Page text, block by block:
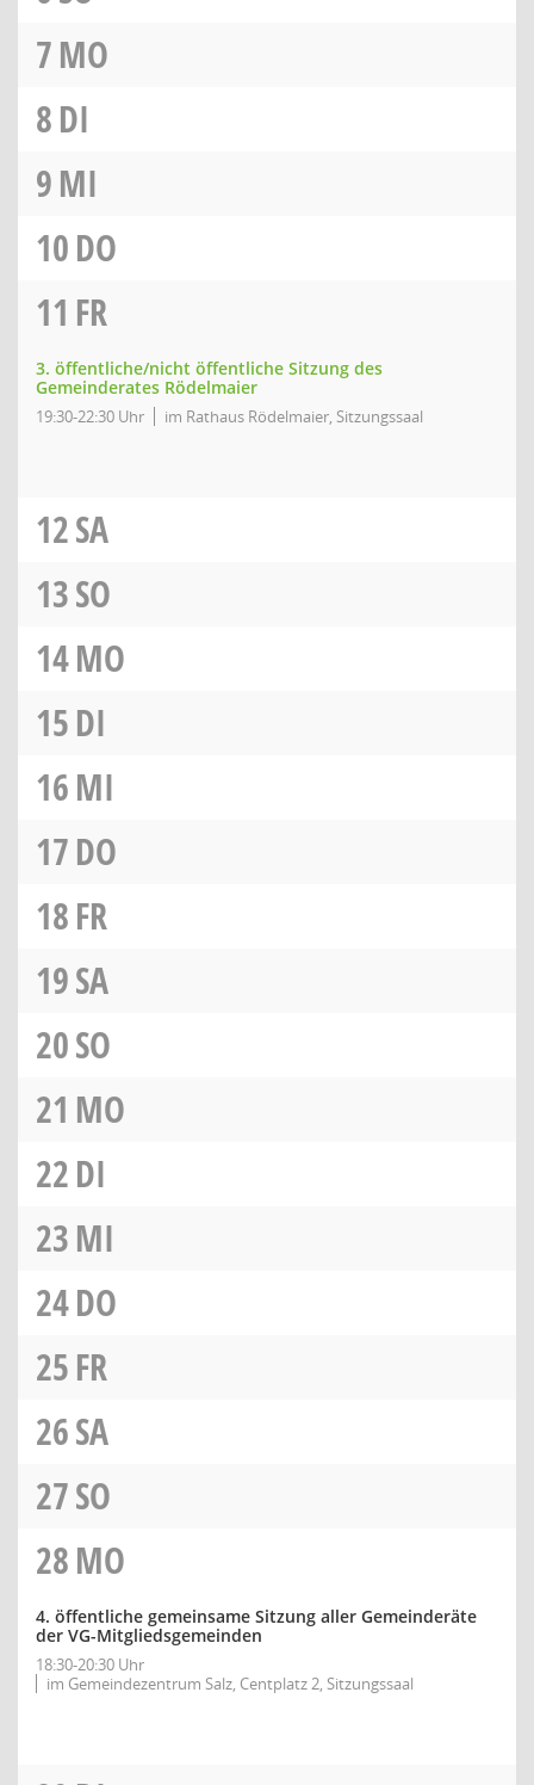
7MO
8DI
9MI
10DO
11 FR
3. öffentliche/nicht öffentliche Sitzung des
Gemeinderates Rödelmaier
19:30-22:30 Uhr im Rathaus Rödelmaier, Sitzungssaal
12SA
13SO
14MO
15DI
16MI
17DO
18FR
19SA
20SO
21 MO
22DI
23MI
24DO
25FR
26SA
27SO
28MO
4. öffentliche gemeinsame Sitzung aller Gemeinderäte
der VG-Mitgliedsgemeinden
18:30-20:30 Uhr
im Gemeindezentrum Salz, Centplatz 2, Sitzungssaal